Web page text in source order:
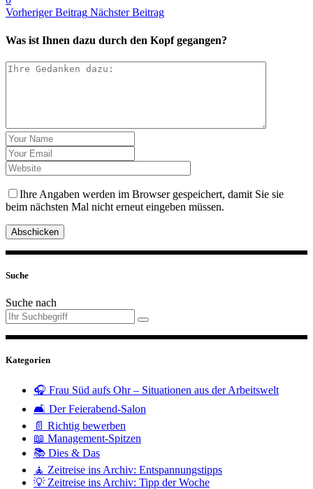
Vorheriger Beitrag Nächster Beitrag
Was ist Ihnen dazu durch den Kopf gegangen?
Ihre Angaben werden im Browser gespeichert, damit Sie sie
beim nächsten Mal nicht erneut eingeben müssen.
Abschicken
Suche
Suche nach
Kategorien
🎧 Frau Süd aufs Ohr – Situationen aus der Arbeitswelt
🛋️ Der Feierabend-Salon
📄 Richtig bewerben
📖 Management-Spitzen
📚 Dies & Das
🧘 Zeitreise ins Archiv: Entspannungstipps
💡 Zeitreise ins Archiv: Tipp der Woche